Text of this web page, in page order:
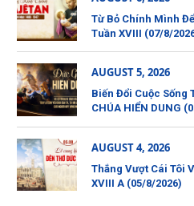
Từ Bỏ Chính Mình
Tuần XVIII (07/8/
AUGUST 5, 2026
Biến Đổi Cuộc Sống
CHÚA HIỂN DUNG
AUGUST 4, 2026
Thắng Vượt Cái Tôi
XVIII A (05/8/2026)